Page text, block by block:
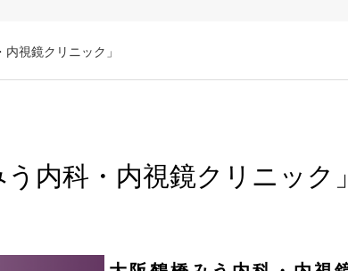
視鏡クリニック」
内科・内視鏡クリニック」